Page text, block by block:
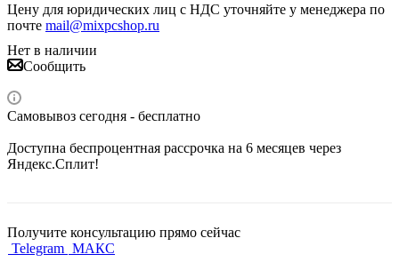
Цену для юридических лиц с НДС уточняйте у менеджера по
почте mail@mixpcshop.ru
Нет в наличии
Сообщить
Самовывоз сегодня - бесплатно
Доступна беспроцентная рассрочка на 6 месяцев через
Яндекс.Сплит!
Получите консультацию прямо сейчас
Telegram МАКС